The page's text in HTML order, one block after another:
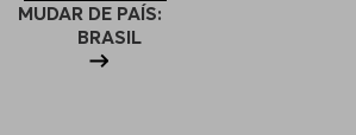
MUDAR DE PAÍS:
BRASIL